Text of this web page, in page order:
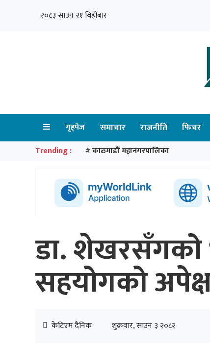
२०८३ साउन २१ बिहीबार
गृहपेज समाचार राजनीति फिचर
Trending : # काठमाडौँ महानगरपालिका
डा. शेखरसँगको
सहयोगको
केटिएम दैनिक शुक्रवार, साउन ३ २०८२